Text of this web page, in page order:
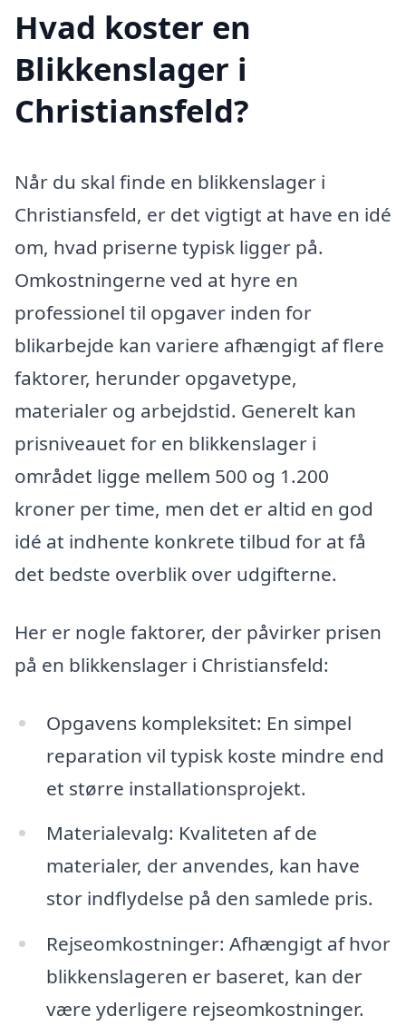
Hvad koster en
Blikkenslager i
Christiansfeld?
Når du skal finde en blikkenslager i
Christiansfeld, er det vigtigt at have en idé
om, hvad priserne typisk ligger på.
Omkostningerne ved at hyre en
professionel til opgaver inden for
blikarbejde kan variere afhængigt af flere
faktorer, herunder opgavetype,
materialer og arbejdstid. Generelt kan
prisniveauet for en blikkenslager i
området ligge mellem 500 og 1.200
kroner per time, men det er altid en god
idé at indhente konkrete tilbud for at få
det bedste overblik over udgifterne.
Her er nogle faktorer, der påvirker prisen
på en blikkenslager i Christiansfeld:
Opgavens kompleksitet: En simpel
reparation vil typisk koste mindre end
et større installationsprojekt.
Materialevalg: Kvaliteten af de
materialer, der anvendes, kan have
stor indflydelse på den samlede pris.
Rejseomkostninger: Afhængigt af hvor
blikkenslageren er baseret, kan der
være yderligere rejseomkostninger.